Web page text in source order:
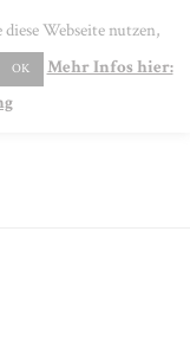
Webseite nutzen,
OK
Mehr Infos hier: